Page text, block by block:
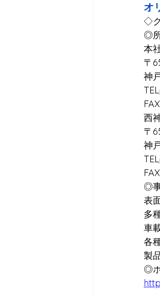
オ
◇
◎
本
〒
神
TEL
西
〒
神
TEL
◎
表
多
車
各
製
◎